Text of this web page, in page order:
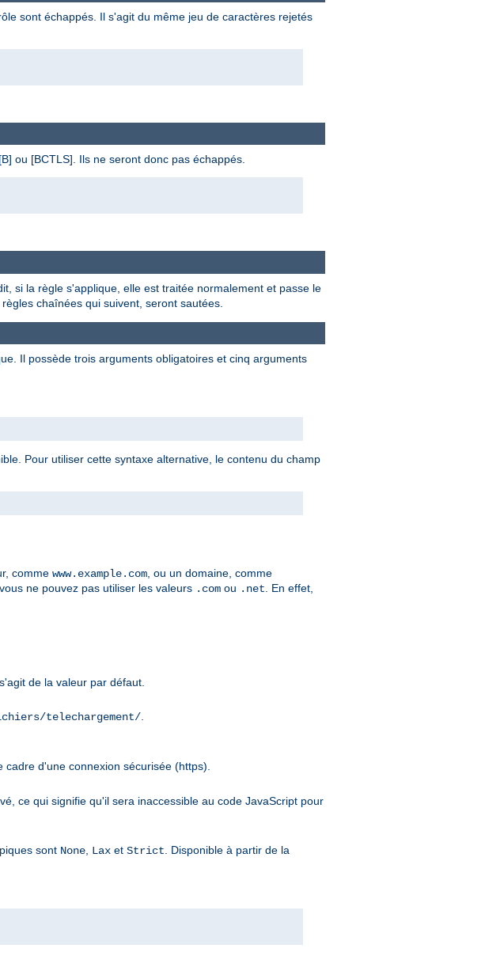
sont échappés. Il s'agit du même jeu de caractères rejetés
ou [BCTLS]. Ils ne seront donc pas échappés.
si la règle s'applique, elle est traitée normalement et passe le
chaînées qui suivent, seront sautées.
Il possède trois arguments obligatoires et cinq arguments
Pour utiliser cette syntaxe alternative, le contenu du champ
comme www.example.com , ou un domaine, comme
ne pouvez pas utiliser les valeurs .com ou .net . En effet,
de la valeur par défaut.
telechargement/
cadre d'une connexion sécurisée (https).
ce qui signifie qu'il sera inaccessible au code JavaScript pour
sont None Lax et Strict . Disponible à partir de la